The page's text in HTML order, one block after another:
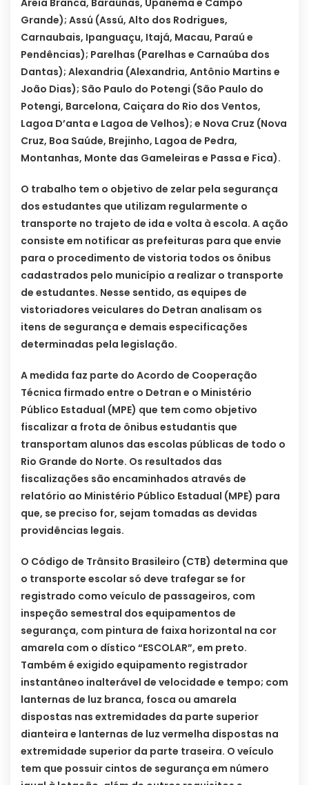
Areia Branca, Baraúnas, Upanema e Campo
Grande); Assú (Assú, Alto dos Rodrigues,
Carnaubais, Ipanguaçu, Itajá, Macau, Paraú e
Pendências); Parelhas (Parelhas e Carnaúba dos
Dantas); Alexandria (Alexandria, Antônio Martins e
João Dias); São Paulo do Potengi (São Paulo do
Potengi, Barcelona, Caiçara do Rio dos Ventos,
Lagoa D’anta e Lagoa de Velhos); e Nova Cruz (Nova
Cruz, Boa Saúde, Brejinho, Lagoa de Pedra,
Montanhas, Monte das Gameleiras e Passa e Fica).
O trabalho tem o objetivo de zelar pela segurança
dos estudantes que utilizam regularmente o
transporte no trajeto de ida e volta à escola. A ação
consiste em notificar as prefeituras para que envie
para o procedimento de vistoria todos os ônibus
cadastrados pelo município a realizar o transporte
de estudantes. Nesse sentido, as equipes de
vistoriadores veiculares do Detran analisam os
itens de segurança e demais especificações
determinadas pela legislação.
A medida faz parte do Acordo de Cooperação
Técnica firmado entre o Detran e o Ministério
Público Estadual (MPE) que tem como objetivo
fiscalizar a frota de ônibus estudantis que
transportam alunos das escolas públicas de todo o
Rio Grande do Norte. Os resultados das
fiscalizações são encaminhados através de
relatório ao Ministério Público Estadual (MPE) para
que, se preciso for, sejam tomadas as devidas
providências legais.
O Código de Trânsito Brasileiro (CTB) determina que
o transporte escolar só deve trafegar se for
registrado como veículo de passageiros, com
inspeção semestral dos equipamentos de
segurança, com pintura de faixa horizontal na cor
amarela com o dístico “ESCOLAR”, em preto.
Também é exigido equipamento registrador
instantâneo inalterável de velocidade e tempo; com
lanternas de luz branca, fosca ou amarela
dispostas nas extremidades da parte superior
dianteira e lanternas de luz vermelha dispostas na
extremidade superior da parte traseira. O veículo
tem que possuir cintos de segurança em número